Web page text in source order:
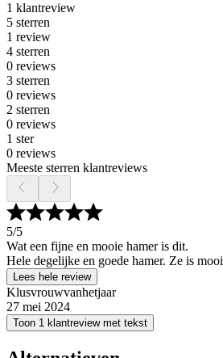
1 klantreview
5 sterren
1 review
4 sterren
0 reviews
3 sterren
0 reviews
2 sterren
0 reviews
1 ster
0 reviews
Meeste sterren klantreviews
5/5
Wat een fijne en mooie hamer is dit.
Hele degelijke en goede hamer. Ze is
Lees hele review
Klusvrouwvanhetjaar
27 mei 2024
Toon 1 klantreview met tekst